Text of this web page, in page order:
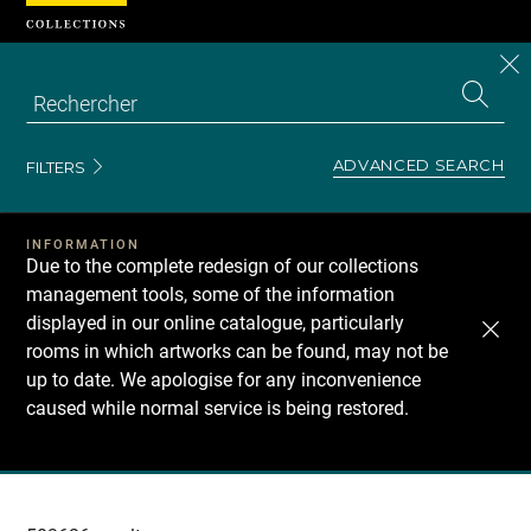
FILTERS ADVANCED SEARCH
INFORMATION
Due to the complete redesign of our collections
management tools, some of the information
displayed in our online catalogue, particularly
rooms in which artworks can be found, may not be
up to date. We apologise for any inconvenience
caused while normal service is being restored.
Recherche
Cookies management panel